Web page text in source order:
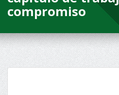
compromiso